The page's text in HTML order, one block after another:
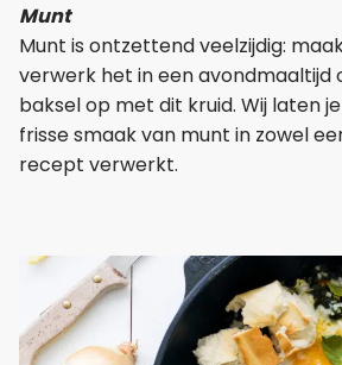
Munt
Munt is ontzettend veelzijdig:
verwerk het in een avondmaaltijd
baksel op met dit kruid. Wij laten
frisse smaak van munt in zowel
recept verwerkt.